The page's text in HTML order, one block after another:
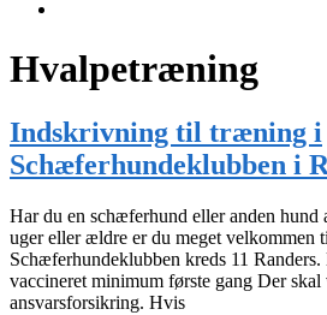
Hvalpetræning
Indskrivning til træning i
Schæferhundeklubben i
Har du en schæferhund eller anden hund
uger eller ældre er du meget velkommen
Schæferhundeklubben kreds 11
vaccineret minimum første gang Der
ansvarsforsikring. Hvis